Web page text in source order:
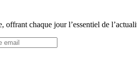
offrant chaque jour l’essentiel de